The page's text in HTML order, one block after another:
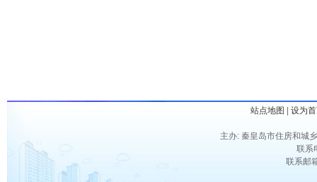
站点地图 设为
主办: 秦皇岛市住房和城
联系
联系邮